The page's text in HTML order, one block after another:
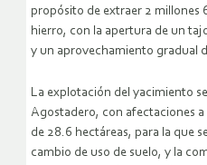
propósito de extraer 2 millones
hierro, con la apertura de un
y un aprovechamiento gradual
La explotación del yacimiento
Agostadero, con afectaciones
de 28.6 hectáreas, para la que
cambio de uso de suelo, y la